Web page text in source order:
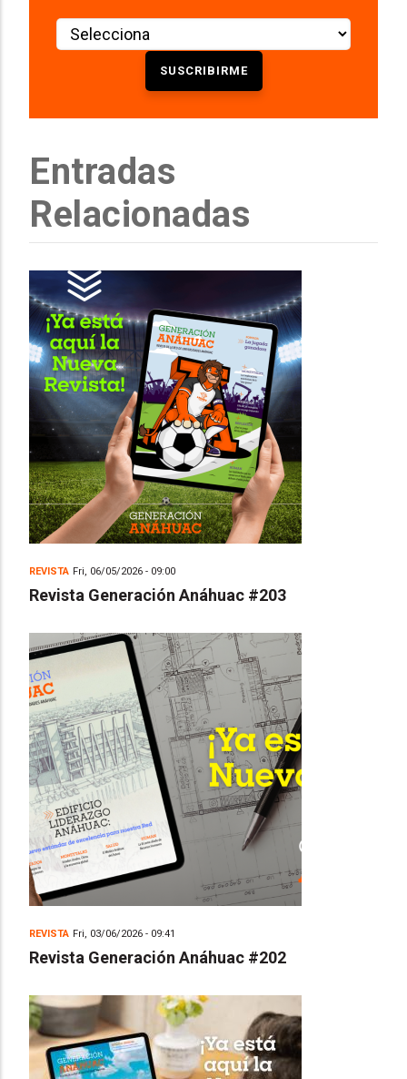
Entradas
Relacionadas
REVISTA Fri, 06/05/2026 - 09:00
Revista Generación Anáhuac #203
REVISTA Fri, 03/06/2026 - 09:41
Revista Generación Anáhuac #202